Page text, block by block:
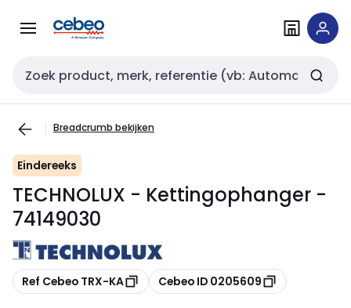
naar
naar
Zoekveld invoer
Breadcrumb bekijken
Eindereeks
TECHNOLUX - Kettingophanger -
74149030
Kopiëren
Ref Cebeo TRX-KA Kopiëren
Cebeo ID 0205609